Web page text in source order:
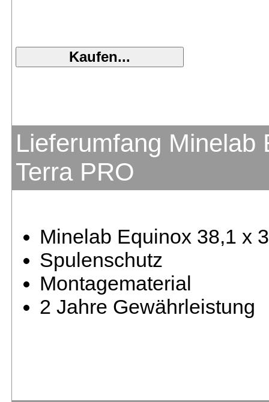
Lieferumfang Minelab
Terra PRO
Minelab Equinox 38,1 x
Spulenschutz
Montagematerial
2 Jahre Gewährleistung